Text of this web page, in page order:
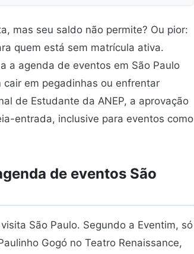
mas seu saldo não permite? Ou pior:
quem está sem matrícula ativa.
a agenda de eventos em São Paulo
em pegadinhas ou enfrentar
de Estudante da ANEP, a aprovação
entrada, inclusive para eventos como
de eventos São
São Paulo. Segundo a Eventim, só
Gogó no Teatro Renaissance,